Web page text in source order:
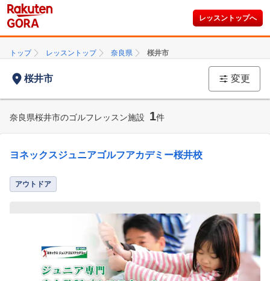
レッスントップへ
トップ レッスントップ 奈良県 桜井市
桜井市 変更
奈良県桜井市のゴルフレッスン施設 1件
ヨネックスジュニアゴルフアカデミー桜井校
アウトドア